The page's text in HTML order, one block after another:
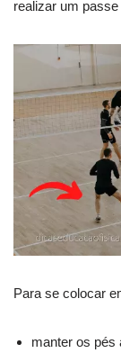
realizar um
Para se colocar
manter os pés